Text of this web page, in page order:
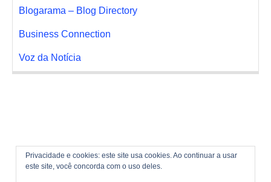
Privacidade e cookies: este site usa cookies. Ao continuar a usar
este site, você concorda com o uso deles.
Blogarama – Blog Directory
Business Connection
Voz da Notícia